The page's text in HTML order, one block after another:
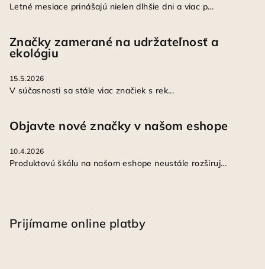
Letné mesiace prinášajú nielen dlhšie dni a viac p...
Značky zamerané na udržateľnosť a
ekológiu
15.5.2026
V súčasnosti sa stále viac značiek s rek...
Objavte nové značky v našom eshope
10.4.2026
Produktovú škálu na našom eshope neustále rozširuj...
Prijímame online platby